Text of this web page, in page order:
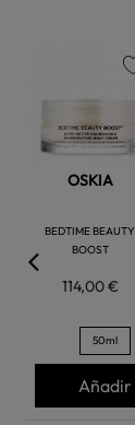
OSKIA
BEDTIME BEAUTY
BOOST
114,00 €
50ml
Añadir